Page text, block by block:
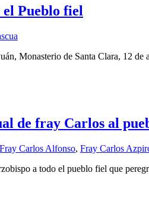
el Pueblo fiel
Monasterio de Santa Clara, 12
de fray Carlos al
Fray Carlos Alfonso, Fray Carlos
a todo el pueblo fiel que